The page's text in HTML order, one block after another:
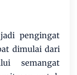
pengingat
dimulai dari
semangat